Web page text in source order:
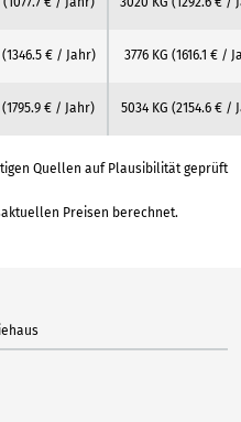
(1346.5 € / Jahr) 3776 KG (1616.1 € /
(1795.9 € / Jahr) 5034 KG (2154.6 € /
Quellen auf Plausibilität geprüft
Preisen berechnet.